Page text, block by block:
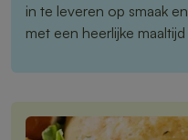
in te leveren op smaak
met een heerlijke